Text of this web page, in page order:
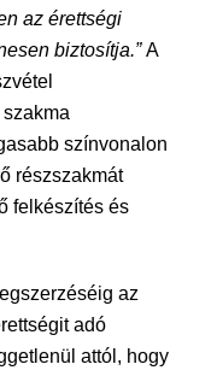
az érettségi
biztosítja.”A
színvonalon
részszakmát
felkészítés és
az
adó
attól, hogy